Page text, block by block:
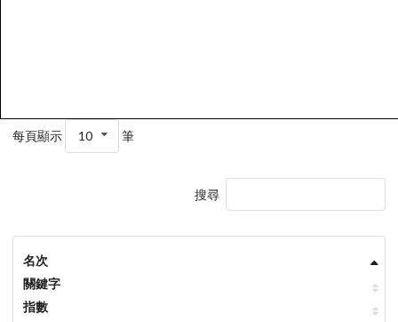
每頁顯示 10 筆
搜尋
名次
關鍵字
指數